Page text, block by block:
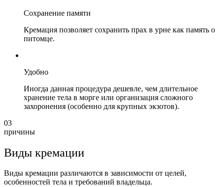
Сохранение памяти
Кремация позволяет сохранить прах в урне как память о
питомце.
Удобно
Иногда данная процедура дешевле, чем длительное
хранение тела в морге или организация сложного
захоронения (особенно для крупных экзотов).
03
причины
Виды кремации
Виды кремации различаются в зависимости от целей,
особенностей тела и требований владельца.